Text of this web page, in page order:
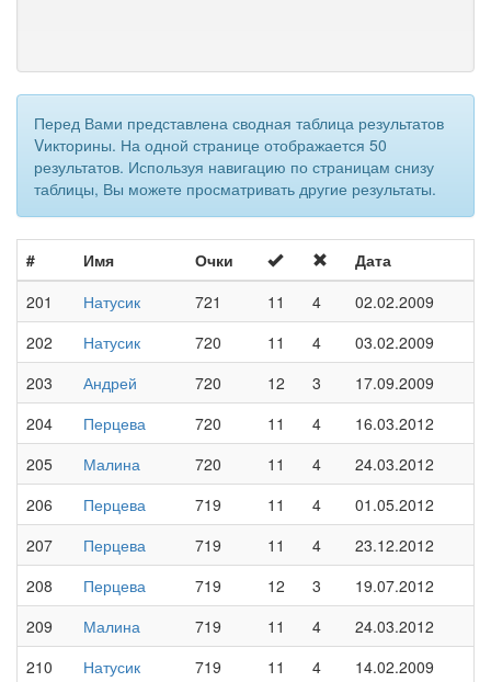
Перед Вами представлена сводная таблица результатов
Vикторины. На одной странице отображается 50
результатов. Используя навигацию по страницам снизу
таблицы, Вы можете просматривать другие результаты.
# Имя Очки
Дата
201
Натусик 721 11 4
02.02.2009
202
Натусик 720 11 4
03.02.2009
203
Андрей 720 12 3
17.09.2009
204
Перцева 720 11 4
16.03.2012
205
Малина 720 11 4
24.03.2012
206
Перцева 719 11 4
01.05.2012
207
Перцева 719 11 4
23.12.2012
208
Перцева 719 12 3
19.07.2012
209
Малина 719 11 4
24.03.2012
210
Натусик 719 11 4
14.02.2009